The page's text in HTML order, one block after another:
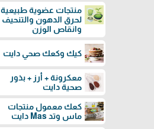
منتجات عضوية طبيعية
لحرق الدهون والتنحيف
وانقاص الوزن
كيك وكعك صحي دايت
معكرونة + أرز + بذور
صحية دايت
كعك معمول منتجات
ماس وتد Mas دايت